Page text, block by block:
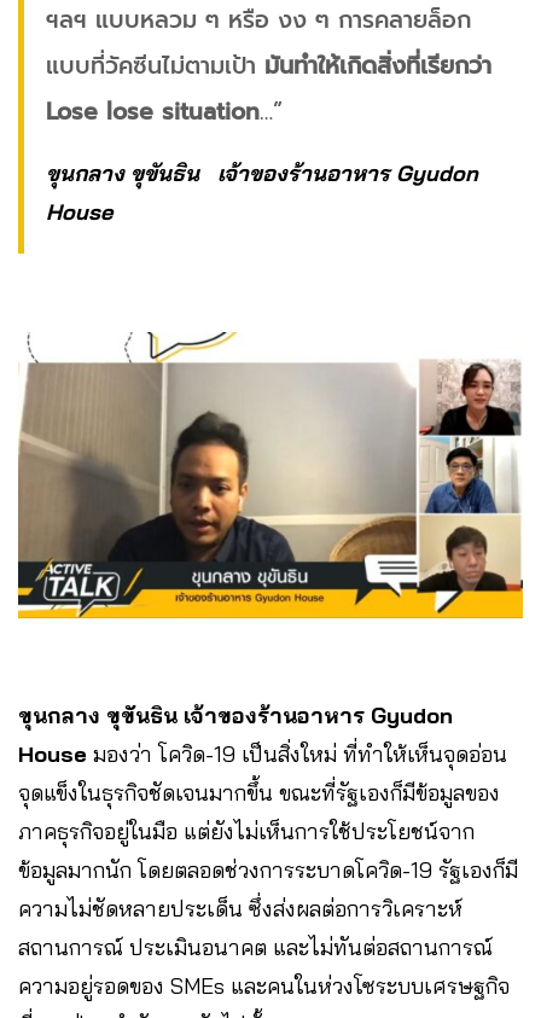
ฯลฯ แบบหลวม ๆ หรือ งง ๆ การคลายล็อก
แบบที่วัคซีนไม่ตามเป้า มันทำให้เกิดสิ่งที่เรียกว่า
Lose lose situation…”
ขุนกลาง ขุขันธิน เจ้าของร้านอาหาร Gyudon
House
ขุนกลาง ขุขันธิน เจ้าของร้านอาหาร Gyudon
House มองว่า โควิด-19 เป็นสิ่งใหม่ ที่ทำให้เห็นจุดอ่อน
จุดแข็งในธุรกิจชัดเจนมากขึ้น ขณะที่รัฐเองก็มีข้อมูลของ
ภาคธุรกิจอยู่ในมือ แต่ยังไม่เห็นการใช้ประโยชน์จาก
ข้อมูลมากนัก โดยตลอดช่วงการระบาดโควิด-19 รัฐเองก็มี
ความไม่ชัดหลายประเด็น ซึ่งส่งผลต่อการวิเคราะห์
สถานการณ์ ประเมินอนาคต และไม่ทันต่อสถานการณ์
ความอยู่รอดของ SMEs และคนในห่วงโซระบบเศรษฐกิจ